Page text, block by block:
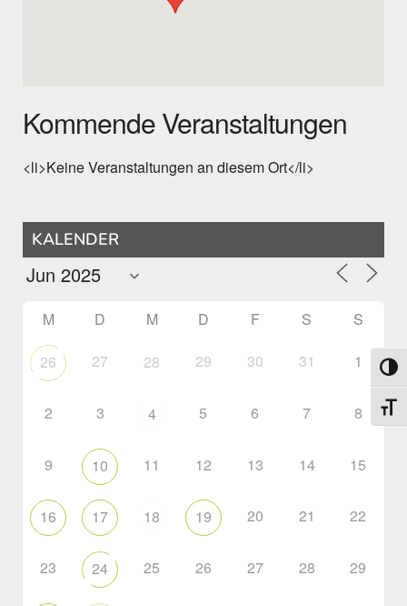
Kommende Veranstaltungen
<li>Keine Veranstaltungen an diesem Ort</li>
KALENDER
M D M D F S S
26 27 28 29 30 31 1
2 3 4 5 6 7 8
9 10 11 12 13 14 15
16 17 18 19 20 21 22
23 24 25 26 27 28 29